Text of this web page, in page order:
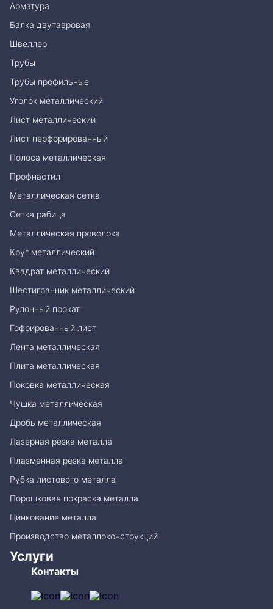
Арматура
Балка двутавровая
Швеллер
Трубы
Трубы профильные
Уголок металлический
Лист металлический
Лист перфорированный
Полоса металлическая
Профнастил
Металлическая сетка
Сетка рабица
Металлическая проволока
Круг металлический
Квадрат металлический
Шестигранник металлический
Рулонный прокат
Гофрированный лист
Лента металлическая
Плита металлическая
Поковка металлическая
Чушка металлическая
Дробь металлическая
Лазерная резка металла
Плазменная резка металла
Рубка листового металла
Порошковая покраска металла
Цинкование металла
Производство металлоконструкций
Услуги
Контакты